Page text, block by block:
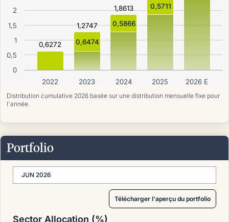
0,6272
1,2747
1,8613
2022 2023 2024 2025 2026 E
0
0,5
1
1,5
2
0,6474
0,5866
0,5711
Distribution cumulative 2026 basée sur une distribution mensuelle fixe pour
l'année.
Portfolio
JUN 2026
Télécharger l'aperçu du portfolio
Sector Allocation (%)